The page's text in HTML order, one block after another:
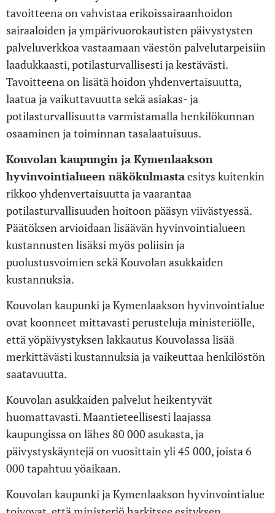
tavoitteena on vahvistaa erikoissairaanhoidon
sairaaloiden ja ympärivuorokautisten päivystysten
palveluverkkoa vastaamaan väestön palvelutarpeisiin
laadukkaasti, potilasturvallisesti ja kestävästi.
Tavoitteena on lisätä hoidon yhdenvertaisuutta,
laatua ja vaikuttavuutta sekä asiakas- ja
potilasturvallisuutta varmistamalla henkilökunnan
osaaminen ja toiminnan tasalaatuisuus.
Kouvolan kaupungin ja Kymenlaakson
hyvinvointialueen näkökulmastaesitys kuitenkin
rikkoo yhdenvertaisuutta ja vaarantaa
potilasturvallisuuden hoitoon pääsyn viivästyessä.
Päätöksen arvioidaan lisäävän hyvinvointialueen
kustannusten lisäksi myös poliisin ja
puolustusvoimien sekä Kouvolan asukkaiden
kustannuksia.
Kouvolan kaupunki ja Kymenlaakson hyvinvointialue
ovat koonneet mittavasti perusteluja ministeriölle,
että yöpäivystyksen lakkautus Kouvolassa lisää
merkittävästi kustannuksia ja vaikeuttaa henkilöstön
saatavuutta.
Kouvolan asukkaiden palvelut heikentyvät
huomattavasti. Maantieteellisesti laajassa
kaupungissa on lähes 80 000 asukasta, ja
päivystyskäyntejä on vuosittain yli 45 000, joista 6
000 tapahtuu yöaikaan.
Kouvolan kaupunki ja Kymenlaakson hyvinvointialue